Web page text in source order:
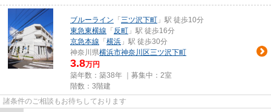
ブルーライン 「 三ツ沢下町 」駅 徒歩10分
東急東横線 「 反町 」駅 徒歩16分
京急本線 「 横浜 」駅 徒歩30分
神奈川県横浜市神奈川区三ツ沢下町
3.8万円
築年数：築38年 ｜募集中： 2室
階数：3階建
諸条件のご相談もお待ちしております